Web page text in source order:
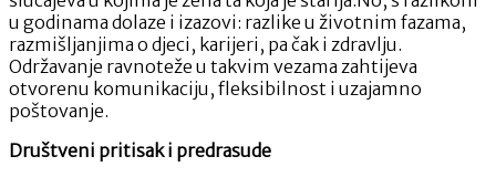
u godinama dolaze i izazovi: razlike u životnim fazama,
razmišljanjima o djeci, karijeri, pa čak i zdravlju.
Održavanje ravnoteže u takvim vezama zahtijeva
otvorenu komunikaciju, fleksibilnost i uzajamno
poštovanje.
Društveni pritisak i predrasude